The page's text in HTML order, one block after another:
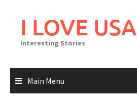
I LOVE USA
Interesting Stories
Main Menu